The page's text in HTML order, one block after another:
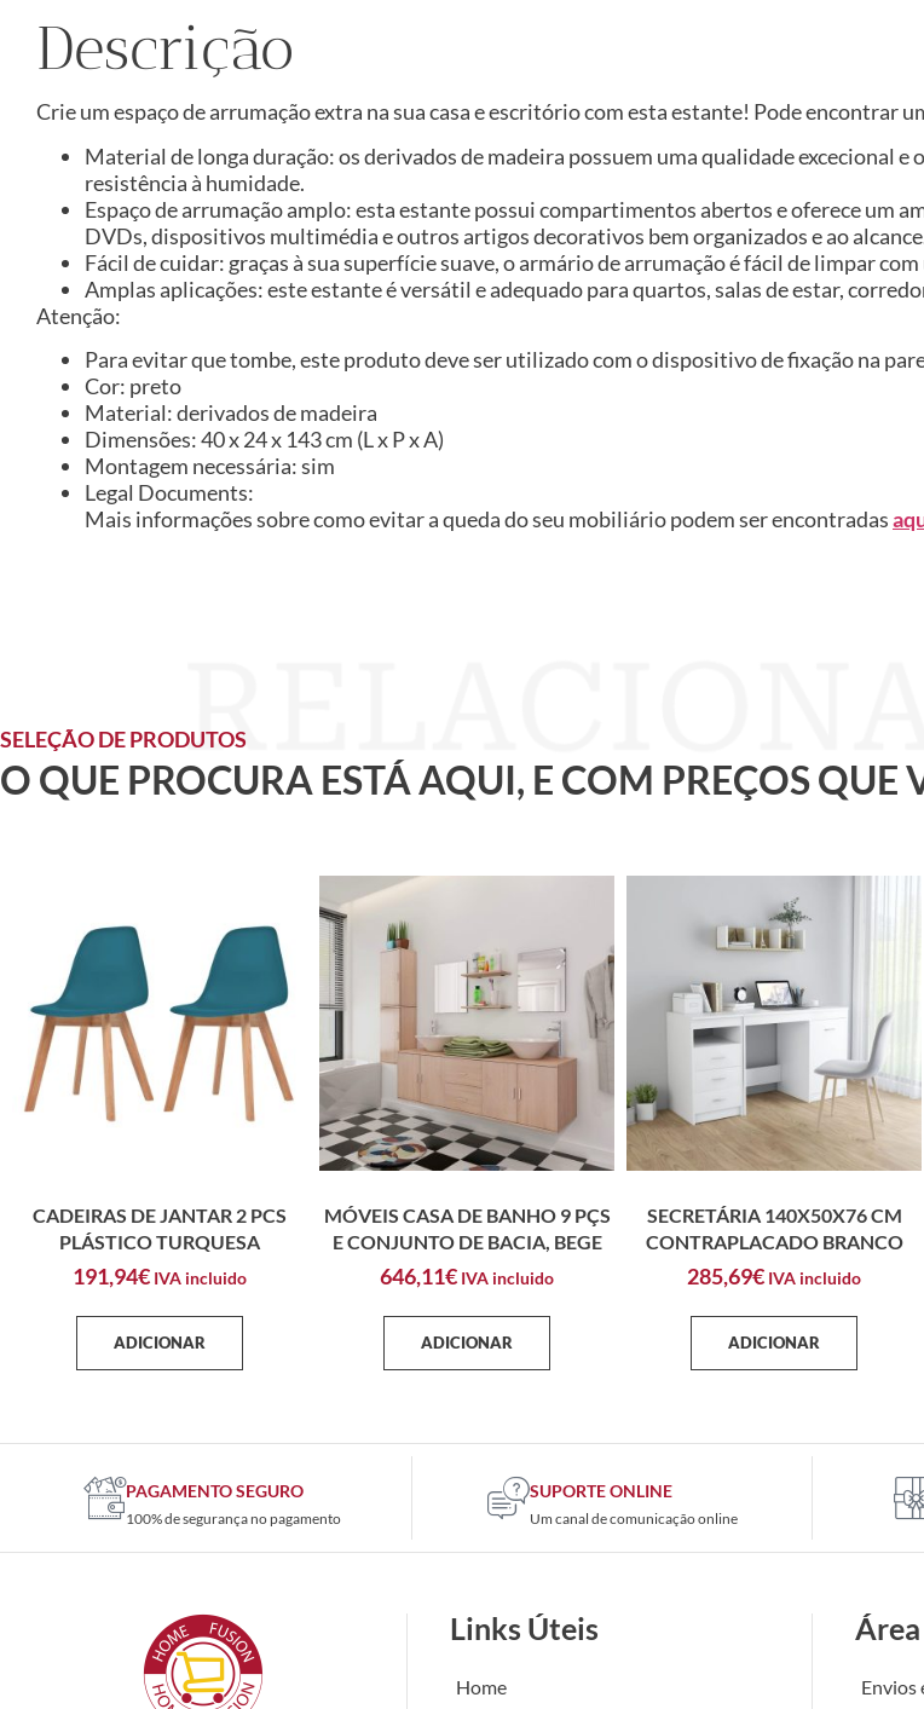
Descrição
Crie um espaço de arrumação extra na sua casa e escritório com esta estante! Pode encontrar
Material de longa duração: os derivados de madeira possuem uma qualidade excecional
resistência à humidade.
Espaço de arrumação amplo: esta estante possui compartimentos abertos e oferece um
DVDs, dispositivos multimédia e outros artigos decorativos bem organizados e ao
Fácil de cuidar: graças à sua superfície suave, o armário de arrumação é fácil de limpar
Amplas aplicações: este estante é versátil e adequado para quartos, salas de estar,
Atenção:
Para evitar que tombe, este produto deve ser utilizado com o dispositivo de fixação na
Cor: preto
Material: derivados de madeira
Dimensões: 40 x 24 x 143 cm (L x P x A)
Montagem necessária: sim
Legal Documents:
Mais informações sobre como evitar a queda do seu mobiliário podem ser encontradas
SELEÇÃO DE PRODUTOS
O QUE PROCURA ESTÁ AQUI, E COM PREÇOS QUE
CADEIRAS DE JANTAR 2 PCS
PLÁSTICO TURQUESA
191,94€ IVA incluido
ADICIONAR
MÓVEIS CASA DE BANHO 9 PÇS
E CONJUNTO DE BACIA, BEGE
646,11€ IVA incluido
ADICIONAR
SECRETÁRIA 140X50X76 CM
CONTRAPLACADO BRANCO
285,69€ IVA incluido
ADICIONAR
PAGAMENTO SEGURO
100% de segurança no pagamento
SUPORTE ONLINE
Um canal de comunicação online
Links Úteis
Home Envios